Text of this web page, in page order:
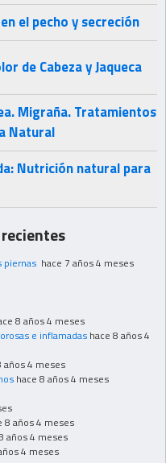
el pecho y secreción
de Cabeza y Jaqueca
Migraña. Tratamientos
Natural
Nutrición natural para
piernas hace 7 años 4 meses
8 años 4 meses
e inflamadas hace 8 años 4
años 4 meses
hace 8 años 4 meses
8 años 4 meses
años 4 meses
4 meses